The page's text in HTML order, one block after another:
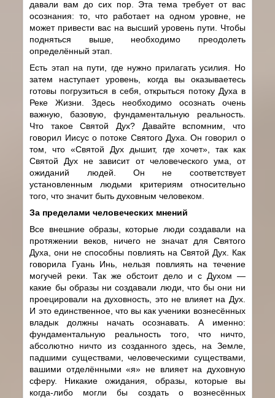
давали вам до сих пор. Эта тема требует от вас
осознания: то, что работает на одном уровне, не
может привести вас на высший уровень пути. Чтобы
подняться выше, необходимо преодолеть
определённый этап.
Есть этап на пути, где нужно прилагать усилия. Но
затем наступает уровень, когда вы оказываетесь
готовы погрузиться в себя, открыться потоку Духа в
Реке Жизни. Здесь необходимо осознать очень
важную, базовую, фундаментальную реальность.
Что такое Святой Дух? Давайте вспомним, что
говорил Иисус о потоке Святого Духа. Он говорил о
том, что «Святой Дух дышит, где хочет», так как
Святой Дух не зависит от человеческого ума, от
ожиданий людей. Он не соответствует
установленным людьми критериям относительно
того, что значит быть духовным человеком.
За пределами человеческих мнений
Все внешние образы, которые люди создавали на
протяжении веков, ничего не значат для Святого
Духа, они не способны повлиять на Святой Дух. Как
говорила Гуань Инь, нельзя повлиять на течение
могучей реки. Так же обстоит дело и с Духом —
какие бы образы ни создавали люди, что бы они ни
проецировали на духовность, это не влияет на Дух.
И это единственное, что вы как ученики вознесённых
владык должны начать осознавать. А именно:
фундаментальную реальность того, что ничто,
абсолютно ничто из созданного здесь, на Земле,
падшими существами, человеческими существами,
вашими отделёнными «я» не влияет на духовную
сферу. Никакие ожидания, образы, которые вы
когда-либо могли бы создать о вознесённых